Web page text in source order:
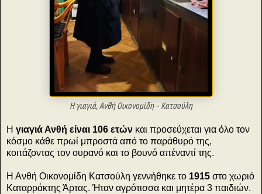
Η γιαγιά, Ανθή Οικονομίδη - Κατσούλη
Η γιαγιά Ανθή είναι 106 ετών και προσεύχεται για όλο τον
κόσμο κάθε πρωί μπροστά από το παράθυρό της,
κοιτάζοντας τον ουρανό και το βουνό απέναντί της.
Η Ανθή Οικονομίδη Κατσούλη γεννήθηκε το 1915 στο χωριό
Καταρράκτης Άρτας. Ήταν αγρότισσα και μητέρα 3 παιδιών.